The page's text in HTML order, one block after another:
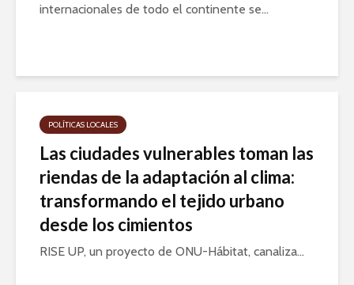
internacionales de todo el continente se...
POLÍTICAS LOCALES
Las ciudades vulnerables toman las
riendas de la adaptación al clima:
transformando el tejido urbano
desde los cimientos
RISE UP, un proyecto de ONU-Hábitat, canaliza...